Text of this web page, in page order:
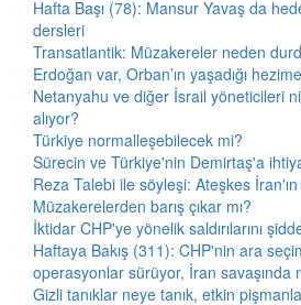
Hafta Başı (78): Mansur Yavaş da
dersleri
Transatlantik: Müzakereler neden
Erdoğan var, Orban’ın yaşadığı
Netanyahu ve diğer İsrail yöneticileri
alıyor?
Türkiye normalleşebilecek mi?
Sürecin ve Türkiye'nin Demirtaş'a
Reza Talebi ile söyleşi: Ateşkes
Müzakerelerden barış çıkar mı?
İktidar CHP'ye yönelik saldırılarını
Haftaya Bakış (311): CHP'nin ara
operasyonlar sürüyor, İran savaşında
Gizli tanıklar neye tanık, etkin